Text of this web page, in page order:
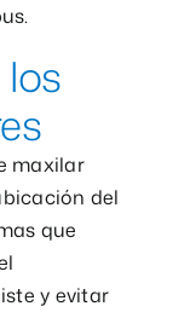
maxilar
del
que
y evitar